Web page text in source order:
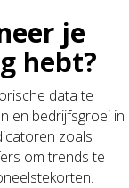
je
hebt?
data te
en bedrijfsgroei in
zoals
om trends te